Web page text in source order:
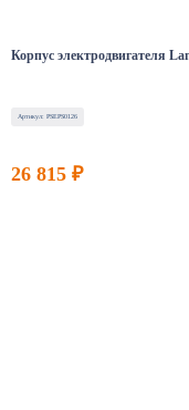
Корпус электродвигателя
Артикул: PSEPS0126
26 815 ₽